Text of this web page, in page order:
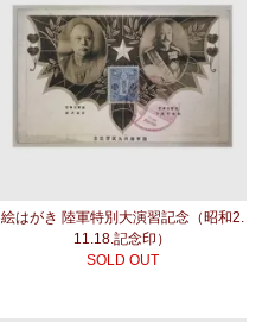
絵はがき 陸軍特別大演習記念（昭和2.
11.18.記念印）
SOLD OUT